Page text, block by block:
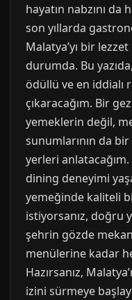
hayatın nabzını
son yıllarda
Malatya’yı bir
durumda. Bu
ödüllü ve en iddialı
çıkaracağım. Bir
yemeklerin değil,
sunumlarının da
yerleri
dining deneyimi
yemeğinde kaliteli
istiyorsanız, doğru
şehrin gözde
menülerine kadar
Hazırsanız,
izini sürmeye